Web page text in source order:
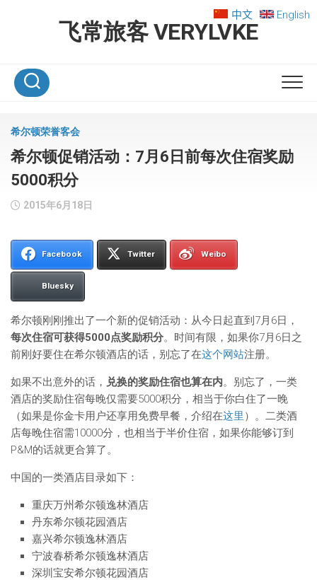
飞常旅客 VERYLVKE
中文 English
希尔顿荣誉客会
希尔顿促销活动：7月6日前每次住宿奖励
5000积分
2015年6月18日
Facebook Twitter Weibo
Bluesky
希尔顿刚刚推出了一个新的促销活动：从今日起直到7月6日，
每次住宿可获得5000点奖励积分。时间有限，如果你7月6日之
前刚好要住在希尔顿酒店的话，别忘了在这个网站注册。
如果不出意外的话， 兑换的奖励住宿也算在内。别忘了，一类
酒店的奖励住宿每晚仅需要5000积分，相当于你白住了一晚
（如果是你金卡用户还享用免费早餐，介绍在这里 ）。二类酒
店每晚住宿需10000分，也相当于半价住宿，如果你能够订到
P&M的话就更合算了。
中国的一类酒店目录如下：
重庆万州希尔顿逸林酒店
丹东希尔顿花园酒店
嘉兴希尔顿逸林酒店
宁波春桥希尔顿逸林酒店
深圳宝安希尔顿花园酒店